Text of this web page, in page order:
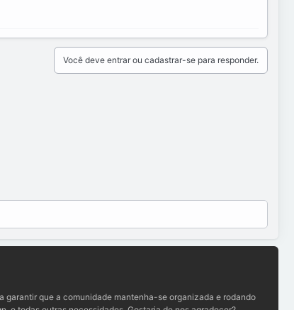
Você deve entrar ou cadastrar-se para responder.
garantir que a comunidade mantenha-se organizada e rodando